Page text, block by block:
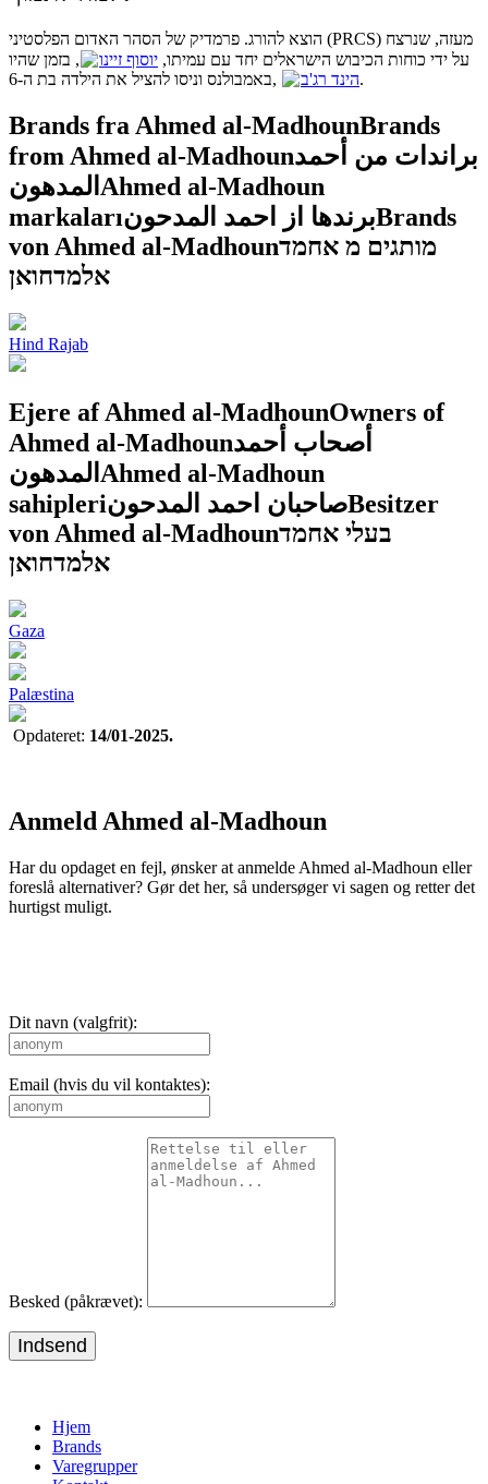
הוצא להורג. פרמדיק של הסהר האדום הפלסטיני (PRCS) מעזה, שנרצח
על ידי כוחות הכיבוש הישראלים יחד עם עמיתו, יוסוף זיינו
, בזמן שהיו
באמבולנס וניסו להציל את הילדה בת ה-6,
הינד רג'ב.
Brands fra Ahmed al-MadhounBrands
from Ahmed al-Madhounبراندات من أحمد
المدهون Ahmed al-Madhoun
markalarıبرندها از احمد المدحونBrands
von Ahmed al-Madhounמותגים מ אחמד
אלמדחואן
Hind Rajab
Ejere af Ahmed al-MadhounOwners of
Ahmed al-Madhounأصحاب أحمد
المدهون Ahmed al-Madhoun
sahipleriصاحبان احمد المدحونBesitzer
von Ahmed al-Madhounבעלי אחמד
אלמדחואן
Gaza
Palæstina
Opdateret: 14/01-2025.
Anmeld Ahmed al-Madhoun
Har du opdaget en fejl, ønsker at anmelde Ahmed al-Madhoun eller
foreslå alternativer? Gør det her, så undersøger vi sagen og retter det
hurtigst muligt.
Dit navn (valgfrit):
Email (hvis du vil kontaktes):
Besked (påkrævet):
Indsend
Hjem
Brands
Varegrupper